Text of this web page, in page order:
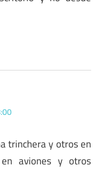
trinchera y otros en
aviones y otros